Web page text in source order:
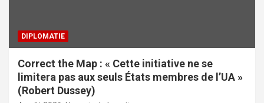
DIPLOMATIE
Correct the Map : « Cette initiative ne se
limitera pas aux seuls États membres de l’UA »
(Robert Dussey)